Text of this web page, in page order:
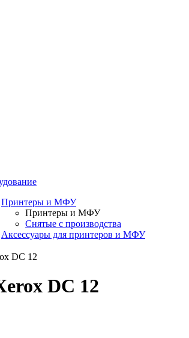
Принтеры и МФУ
Принтеры и МФУ
Снятые с производства
Аксессуары для принтеров и МФУ
DC 12
DC 12